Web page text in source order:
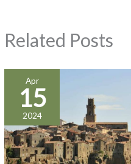
Related Posts
Apr
15
2024